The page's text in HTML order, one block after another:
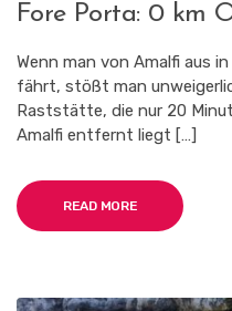
Fore Porta: 0 km
Wenn man von Amalfi aus
fährt, stößt man
Raststätte, die nur 20
Amalfi entfernt liegt […]
READ MORE